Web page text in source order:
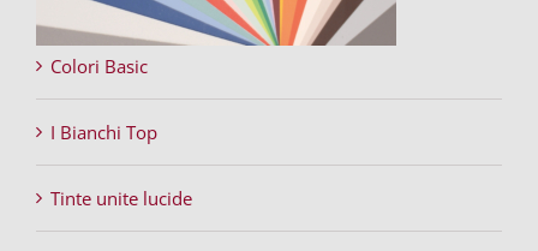
Colori Basic
I Bianchi Top
Tinte unite lucide